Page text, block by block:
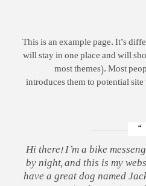
This is an example page. It’s
will stay in one place and will
most themes). Most
introduces them to potential
Hi there! I’m a bike
by night, and this is my
have a great dog named